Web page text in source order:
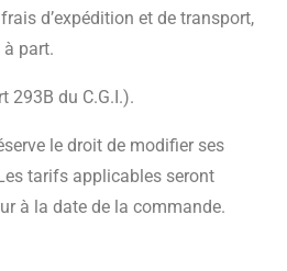
d’expédition et de transport,
part.
293B du C.G.I.).
le droit de modifier ses
tarifs applicables seront
à la date de la commande.